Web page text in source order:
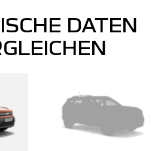
DATEN